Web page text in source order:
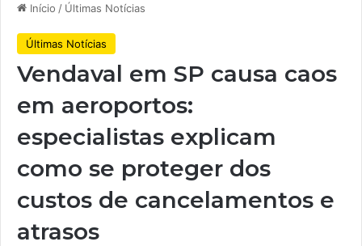
Início / Últimas Notícias
Últimas Notícias
Vendaval em SP causa caos
em aeroportos:
especialistas explicam
como se proteger dos
custos de cancelamentos e
atrasos